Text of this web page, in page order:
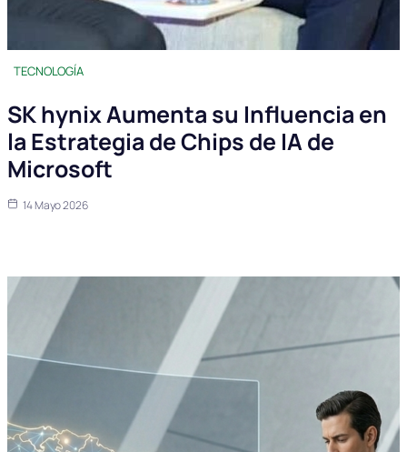
TECNOLOGÍA
SK hynix Aumenta su Influencia en
la Estrategia de Chips de IA de
Microsoft
14 Mayo 2026